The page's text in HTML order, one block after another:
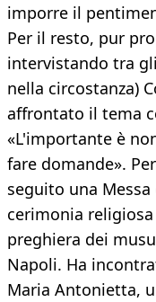
imporre il
Per il resto, pur
intervistando tra
nella circostanza)
affrontato il tema
«L'importante è
fare domande».
seguito una
cerimonia
preghiera dei
Napoli. Ha
Maria Antonietta,